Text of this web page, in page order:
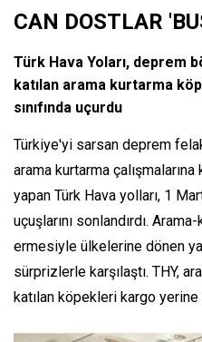
CAN DOSTLAR
Türk Hava Yoları, deprem
katılan arama kurtarma
sınıfında uçurdu
Türkiye'yi sarsan deprem
arama kurtarma
yapan Türk Hava yolları, 1
uçuşlarını sonlandırdı.
ermesiyle ülkelerine dönen
sürprizlerle karşılaştı. THY,
katılan köpekleri kargo